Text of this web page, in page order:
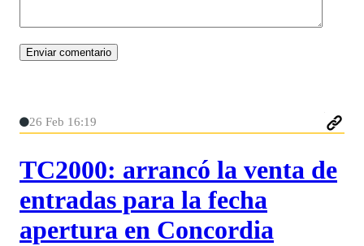
26 Feb 16:19
TC2000: arrancó la venta de
entradas para la fecha
apertura en Concordia